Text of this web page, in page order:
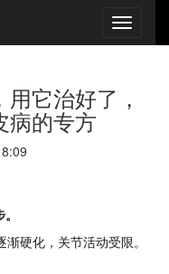
它治好了，
病的专方
硬化，关节活动受限。